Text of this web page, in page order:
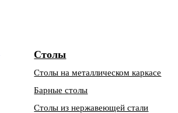
Столы
Столы на металлическом каркасе
Барные столы
Столы из нержавеющей стали